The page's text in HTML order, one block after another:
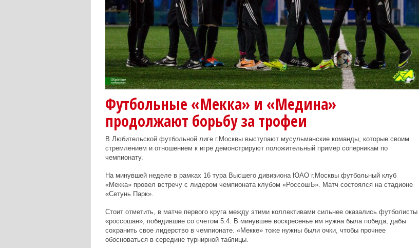
Футбольные «Мекка» и «Медина»
продолжают борьбу за трофеи
В Любительской футбольной лиге г.Москвы выступают мусульманские команды, которые своим
стремлением и отношением к игре демонстрируют положительный пример соперникам по
чемпионату.
На минувшей неделе в рамках 16 тура Высшего дивизиона ЮАО г.Москвы футбольный клуб
«Мекка» провел встречу с лидером чемпионата клубом «РоссошЪ». Матч состоялся на стадионе
«Сетунь Парк».
Стоит отметить, в матче первого круга между этими коллективами сильнее оказались футболисты
«россошан», победившие со счетом 5:4. В минувшее воскресенье им нужна была победа, дабы
сохранить свое лидерство в чемпионате. «Мекке» тоже нужны были очки, чтобы прочнее
обосноваться в середине турнирной таблицы.